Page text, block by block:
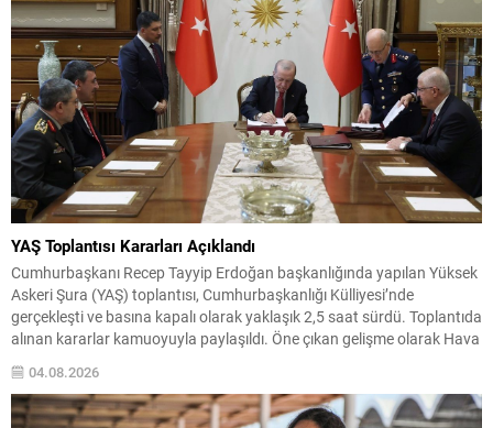
YAŞ Toplantısı Kararları Açıklandı
Cumhurbaşkanı Recep Tayyip Erdoğan başkanlığında yapılan Yüksek
Askeri Şura (YAŞ) toplantısı, Cumhurbaşkanlığı Külliyesi’nde
gerçekleşti ve basına kapalı olarak yaklaşık 2,5 saat sürdü. Toplantıda
alınan kararlar kamuoyuyla paylaşıldı. Öne çıkan gelişme olarak Hava
yer aldı. Toplantının Özeti YAŞ gündeminde bulunan personel
atamaları ve...
04.08.2026